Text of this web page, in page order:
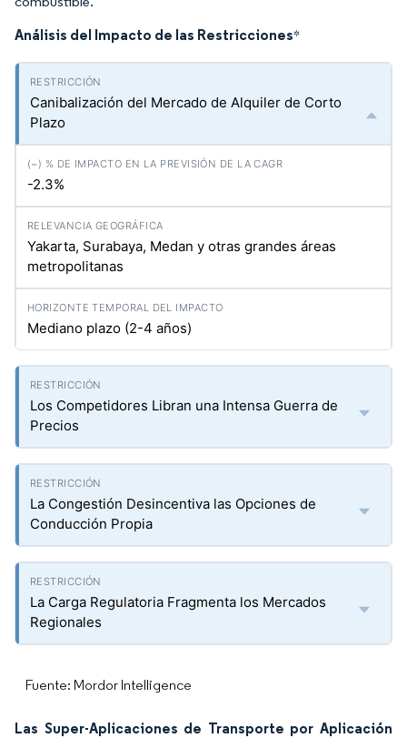
Análisis del Impacto de las Restricciones*
Canibalización del Mercado de Alquiler de Corto
Plazo
-2.3%
Yakarta, Surabaya, Medan y otras grandes áreas
metropolitanas
Mediano plazo (2-4 años)
Los Competidores Libran una Intensa Guerra de
Precios
La Congestión Desincentiva las Opciones de
Conducción Propia
La Carga Regulatoria Fragmenta los Mercados
Regionales
Fuente: Mordor Intelligence
Las Super-Aplicaciones de Transporte por Aplicación